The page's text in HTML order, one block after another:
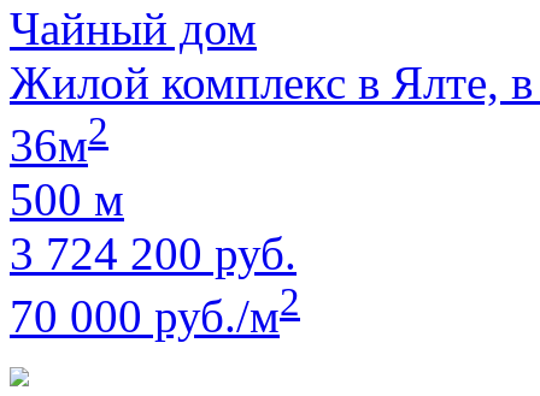
Чайный дом
Жилой комплекс в Ялте,
36м2
500 м
3 724 200 руб.
70 000 руб./м2